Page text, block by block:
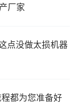
厂家
点没做太损机器
都为您准备好